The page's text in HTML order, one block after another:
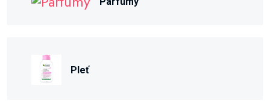
Pleť